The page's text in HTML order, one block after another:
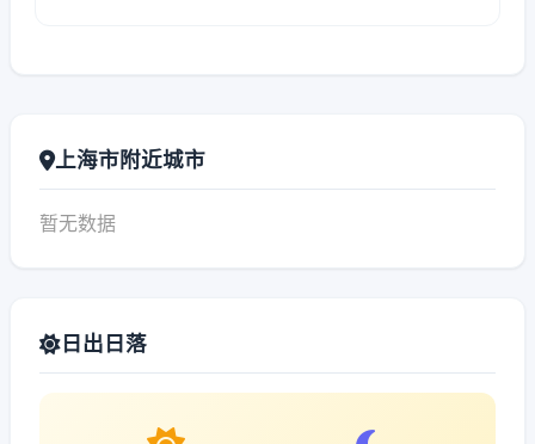
上海市附近城市
暂无数据
日出日落